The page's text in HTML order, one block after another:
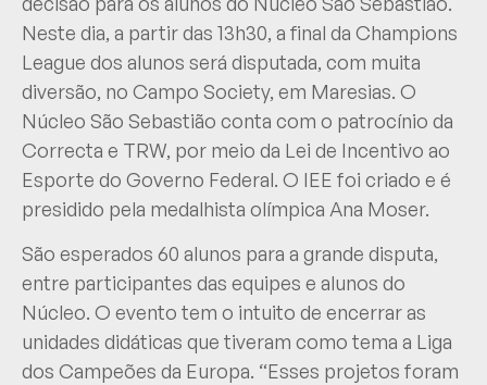
Neste dia, a partir das 13h30, a final da Champions
League dos alunos será disputada, com muita
diversão, no Campo Society, em Maresias. O
Núcleo São Sebastião conta com o patrocínio da
Correcta e TRW, por meio da Lei de Incentivo ao
Esporte do Governo Federal. O IEE foi criado e é
presidido pela medalhista olímpica Ana Moser.
São esperados 60 alunos para a grande disputa,
entre participantes das equipes e alunos do
Núcleo. O evento tem o intuito de encerrar as
unidades didáticas que tiveram como tema a Liga
dos Campeões da Europa. “Esses projetos foram